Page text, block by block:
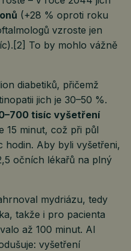
(+28 % oproti roku
vzroste jen
To by mohlo vážně
diabetiků, přičemž
jich je 30–50 %.
tisíc vyšetření
15 minut, což při půl
hodin. Aby byli vyšetřeni,
očních lékařů na plný
mydriázu, tedy
takže i pro pacienta
až 100 minut. AI
vyšetření